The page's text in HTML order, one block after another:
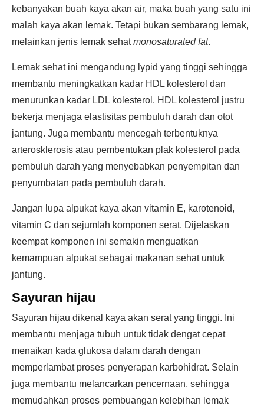
kebanyakan buah kaya akan air, maka buah yang satu ini
malah kaya akan lemak. Tetapi bukan sembarang lemak,
melainkan jenis lemak sehatmonosaturated fat.
Lemak sehat ini mengandung lypid yang tinggi sehingga
membantu meningkatkan kadar HDL kolesterol dan
menurunkan kadar LDL kolesterol. HDL kolesterol justru
bekerja menjaga elastisitas pembuluh darah dan otot
jantung. Juga membantu mencegah terbentuknya
arterosklerosis atau pembentukan plak kolesterol pada
pembuluh darah yang menyebabkan penyempitan dan
penyumbatan pada pembuluh darah.
Jangan lupa alpukat kaya akan vitamin E, karotenoid,
vitamin C dan sejumlah komponen serat. Dijelaskan
keempat komponen ini semakin menguatkan
kemampuan alpukat sebagai makanan sehat untuk
jantung.
Sayuran hijau
Sayuran hijau dikenal kaya akan serat yang tinggi. Ini
membantu menjaga tubuh untuk tidak dengat cepat
menaikan kada glukosa dalam darah dengan
memperlambat proses penyerapan karbohidrat. Selain
juga membantu melancarkan pencernaan, sehingga
memudahkan proses pembuangan kelebihan lemak